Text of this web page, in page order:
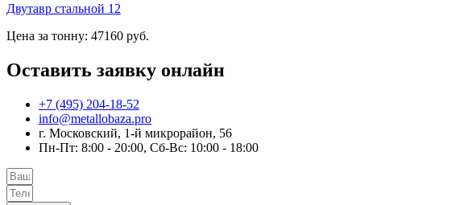
Двутавр стальной 12
Цена за тонну: 47160 руб.
Оставить заявку онлайн
+7 (495) 204-18-52
info@metallobaza.pro
г. Московский, 1-й микрорайон, 56
Пн-Пт: 8:00 - 20:00, Сб-Вс: 10:00 - 18:00